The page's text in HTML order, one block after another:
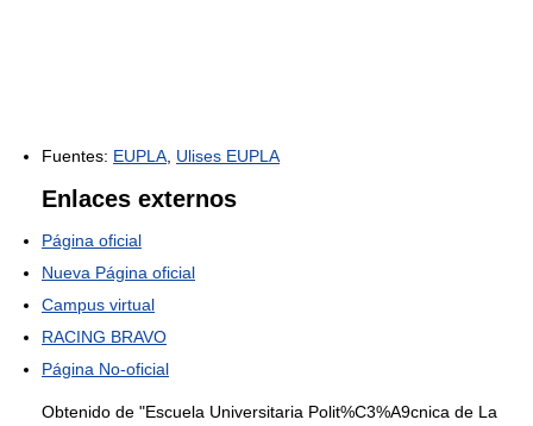
Fuentes: EUPLA Ulises EUPLA
Enlaces externos
Página oficial
Nueva Página oficial
Campus virtual
RACING BRAVO
Página No-oficial
Obtenido de "Escuela Universitaria Polit%C3%A9cnica de La